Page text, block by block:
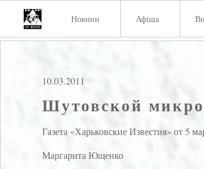
Новини Афіша
10.03.2011
Шутовской
Газета «Харьковские Известия» от 5
Маргарита Ющенко